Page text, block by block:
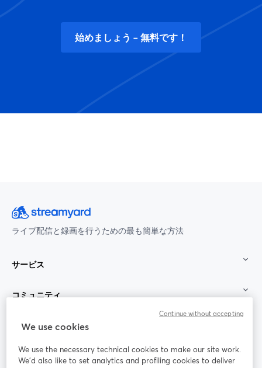
始めましょう - 無料です！
ライブ配信と録画を行うための最も簡単な方法
サービス
コミュニティ
StreamYard：
参加する
We use cookies
We use the necessary technical cookies to make our site work.
We'd also like to set analytics and profiling cookies to deliver
Continue without accepting